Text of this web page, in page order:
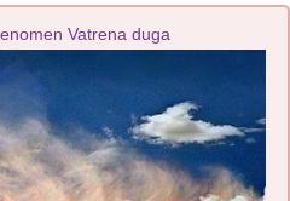
Vatrena duga